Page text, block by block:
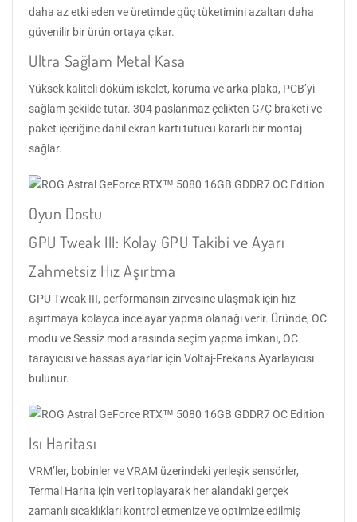
daha az etki eden ve üretimde güç tüketimini azaltan daha
güvenilir bir ürün ortaya çıkar.
Ultra Sağlam Metal Kasa
Yüksek kaliteli döküm iskelet, koruma ve arka plaka, PCB’yi
sağlam şekilde tutar. 304 paslanmaz çelikten G/Ç braketi ve
paket içeriğine dahil ekran kartı tutucu kararlı bir montaj
sağlar.
Oyun Dostu
GPU Tweak III: Kolay GPU Takibi ve Ayarı
Zahmetsiz Hız Aşırtma
GPU Tweak III, performansın zirvesine ulaşmak için hız
aşırtmaya kolayca ince ayar yapma olanağı verir. Üründe, OC
modu ve Sessiz mod arasında seçim yapma imkanı, OC
tarayıcısı ve hassas ayarlar için Voltaj-Frekans Ayarlayıcısı
bulunur.
Isı Haritası
VRM’ler, bobinler ve VRAM üzerindeki yerleşik sensörler,
Termal Harita için veri toplayarak her alandaki gerçek
zamanlı sıcaklıkları kontrol etmenize ve optimize edilmiş